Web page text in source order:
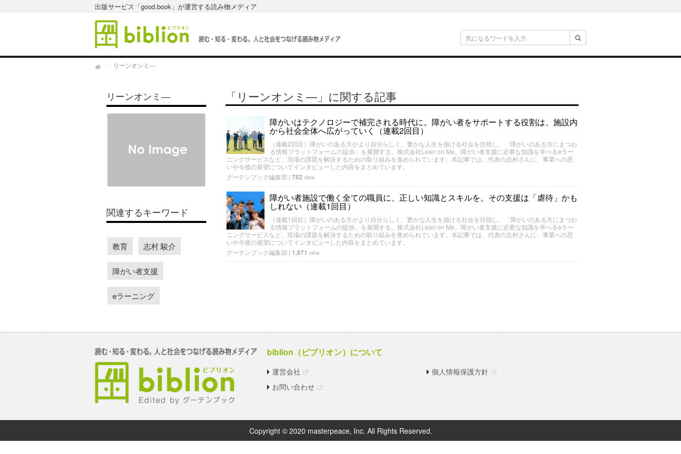
出版サービス「good.book」が運営する読み物メディア
リーンオンミ―
リーンオンミ―
関連するキーワード
教育 志村 駿介
障がい者支援
eラーニング
「リーンオンミ―」に関する記事
障がいはテクノロジーで補完される時代に。障がい者をサポートする役割は、施設内
から社会全体へ広がっていく（連載2回目）
（連載2回目）障がいのある方がより自分らしく、豊かな人生を描ける社会を目指し、「障がいのある方にまつわ
る情報プラットフォームの提供」を展開する、株式会社Lean on Me。障がい者支援に必要な知識を学べるeラー
ニングサービスなど、現場の課題を解決するための取り組みを進められています。本記事では、代表の志村さんに、事業への思
いや今後の展望についてインタビューした内容をまとめています。
グーテンブック編集部 | 782 view
障がい者施設で働く全ての職員に、正しい知識とスキルを。その支援は「虐待」かも
しれない（連載1回目）
（連載1回目）障がいのある方がより自分らしく、豊かな人生を描ける社会を目指し、「障がいのある方にまつわ
る情報プラットフォームの提供」を展開する、株式会社Lean on Me。障がい者支援に必要な知識を学べるeラー
ニングサービスなど、現場の課題を解決するための取り組みを進められています。本記事では、代表の志村さんに、事業への思
いや今後の展望についてインタビューした内容をまとめています。
グーテンブック編集部 | 1,871 view
biblion（ビブリオン）について
運営会社
個人情報保護方針
お問い合わせ
Copyright © 2020 masterpeace, Inc. All Rights Reserved.